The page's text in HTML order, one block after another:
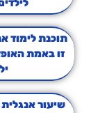
תוכנת לימוד
זו באמת
שיעור אנגלית